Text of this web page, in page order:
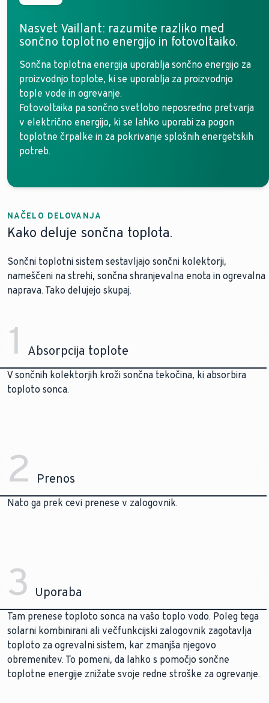
Nasvet Vaillant: razumite razliko med
sončno toplotno energijo in fotovoltaiko.
Sončna toplotna energija uporablja sončno energijo za
proizvodnjo toplote, ki se uporablja za proizvodnjo
tople vode in ogrevanje.
Fotovoltaika pa sončno svetlobo neposredno pretvarja
v električno energijo, ki se lahko uporabi za pogon
toplotne črpalke in za pokrivanje splošnih energetskih
potreb.
NAČELO DELOVANJA
Kako deluje sončna toplota.
Sončni toplotni sistem sestavljajo sončni kolektorji,
nameščeni na strehi, sončna shranjevalna enota in ogrevalna
naprava. Tako delujejo skupaj.
1 Absorpcija toplote
V sončnih kolektorjih kroži sončna tekočina, ki absorbira
toploto sonca.
2 Prenos
Nato ga prek cevi prenese v zalogovnik.
3 Uporaba
Tam prenese toploto sonca na vašo toplo vodo. Poleg tega
solarni kombinirani ali večfunkcijski zalogovnik zagotavlja
toploto za ogrevalni sistem, kar zmanjša njegovo
obremenitev. To pomeni, da lahko s pomočjo sončne
toplotne energije znižate svoje redne stroške za ogrevanje.